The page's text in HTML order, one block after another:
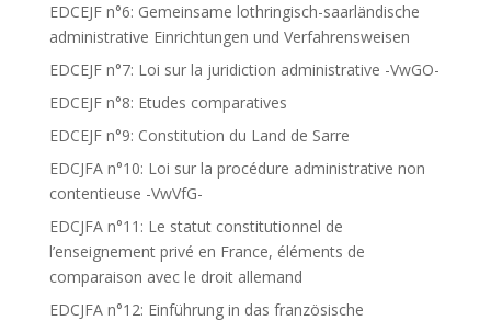
EDCEJF n°6: Gemeinsame lothringisch-saarländische
administrative Einrichtungen und Verfahrensweisen
EDCEJF n°7: Loi sur la juridiction administrative -VwGO-
EDCEJF n°8: Etudes comparatives
EDCEJF n°9: Constitution du Land de Sarre
EDCJFA n°10: Loi sur la procédure administrative non
contentieuse -VwVfG-
EDCJFA n°11: Le statut constitutionnel de
l’enseignement privé en France, éléments de
comparaison avec le droit allemand
EDCJFA n°12: Einführung in das französische